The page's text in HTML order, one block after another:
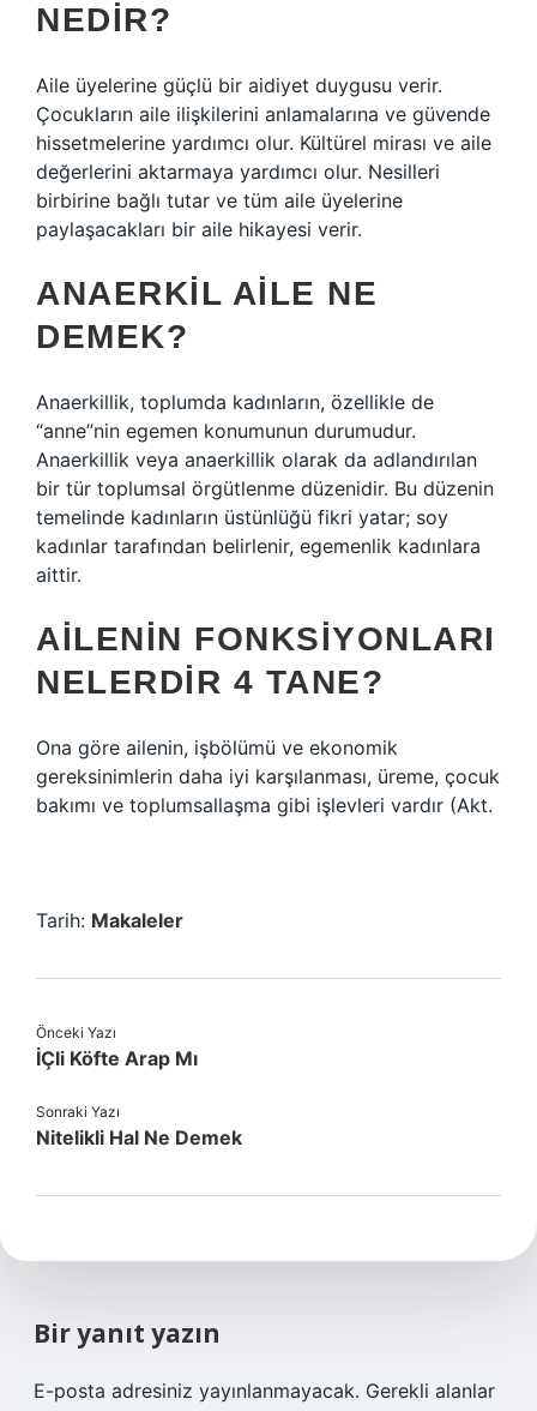
NEDIR?
Aile üyelerine güçlü bir aidiyet duygusu verir.
Çocukların aile ilişkilerini anlamalarına ve güvende
hissetmelerine yardımcı olur. Kültürel mirası ve aile
değerlerini aktarmaya yardımcı olur. Nesilleri
birbirine bağlı tutar ve tüm aile üyelerine
paylaşacakları bir aile hikayesi verir.
ANAERKIL AILE NE
DEMEK?
Anaerkillik, toplumda kadınların, özellikle de
“anne”nin egemen konumunun durumudur.
Anaerkillik veya anaerkillik olarak da adlandırılan
bir tür toplumsal örgütlenme düzenidir. Bu düzenin
temelinde kadınların üstünlüğü fikri yatar; soy
kadınlar tarafından belirlenir, egemenlik kadınlara
aittir.
AILENIN FONKSIYONLARI
NELERDIR 4 TANE?
Ona göre ailenin, işbölümü ve ekonomik
gereksinimlerin daha iyi karşılanması, üreme, çocuk
bakımı ve toplumsallaşma gibi işlevleri vardır (Akt.
Tarih: Makaleler
Önceki Yazı
İÇli Köfte Arap Mı
Sonraki Yazı
Nitelikli Hal Ne Demek
Bir yanıt yazın
E-posta adresiniz yayınlanmayacak. Gerekli alanlar